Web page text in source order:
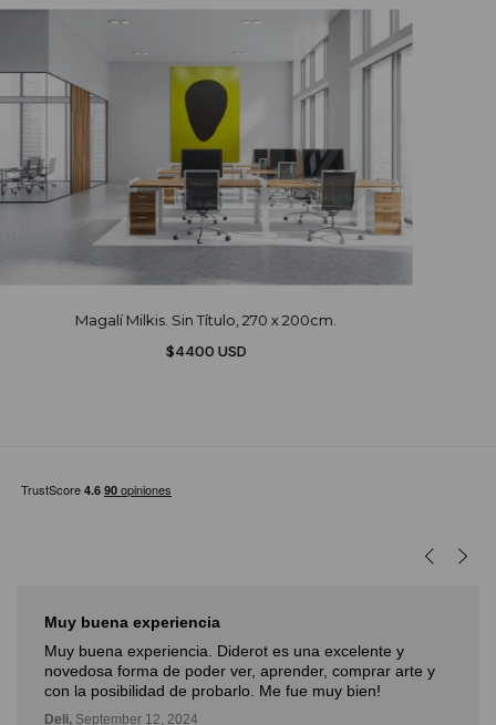
Magalí Milkis. Sin Título, 270 x 200cm.
$4400 USD
Muy buena experiencia
Muy buena experiencia. Diderot es una excelente y
novedosa forma de poder ver, aprender, comprar arte y
con la posibilidad de probarlo. Me fue muy bien!
Deli, September 12, 2024